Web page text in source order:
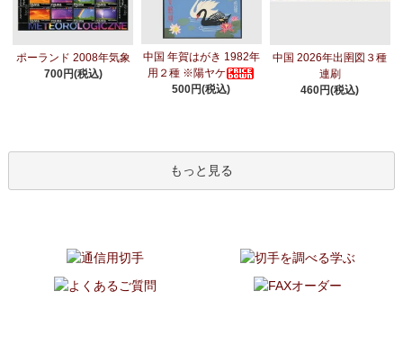
ポーランド 2008年気象
700円(税込)
中国 年賀はがき 1982年
用２種 ※陽ヤケ
500円(税込)
中国 2026年出圉図３種
連刷
460円(税込)
もっと見る